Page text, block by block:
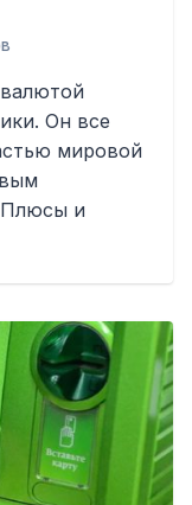
Он все
мировой
Плюсы и